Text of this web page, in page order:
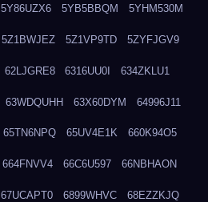
5Y86UZX6 5YB5BBQM 5YHM530M
5Z1BWJEZ 5Z1VP9TD 5ZYFJGV9
62LJGRE8 6316UU0I 634ZKLU1
63WDQUHH 63X60DYM 64996J11
65TN6NPQ 65UV4E1K 660K94O5
664FNVV4 66C6U597 66NBHAON
67UCAPT0 6899WHVC 68EZZKJQ